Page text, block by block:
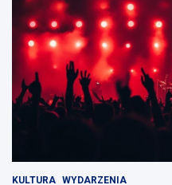
KULTURA WYDARZENIA